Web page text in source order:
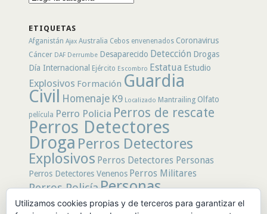
ETIQUETAS
Afganistán Ajax Australia Cebos envenenados Coronavirus
Cáncer DAF Derrumbe Desaparecido Detección Drogas
Día Internacional Ejército Escombro Estatua Estudio
Explosivos Formación Guardia
Civil Homenaje K9 Localizado Mantrailing Olfato
película Perro Policia Perros de rescate
Perros Detectores
Droga Perros Detectores
Explosivos Perros Detectores Personas
Perros Detectores Venenos Perros Militares
Perros PolicíaPersonas
Desaparecidas Policía Policía Local
Utilizamos cookies propias y de terceros para garantizar el